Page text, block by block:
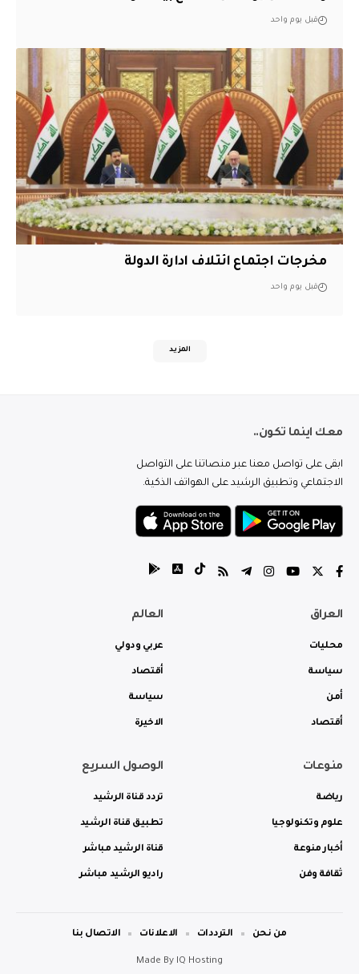
قبل يوم واحد
مخرجات اجتماع ائتلاف ادارة الدولة
قبل يوم واحد
المزيد
معك اينما تكون..
ابقى على تواصل معنا عبر منصاتنا على التواصل
الاجتماعي وتطبيق الرشيد على الهواتف الذكية.
العراق
محليات
سياسة
أمن
أقتصاد
العالم
عربي ودولي
أقتصاد
سياسة
الاخيرة
منوعات
رياضة
علوم وتكنولوجيا
أخبار منوعة
ثقافة وفن
الوصول السريع
تردد قناة الرشيد
تطبيق قناة الرشيد
قناة الرشيد مباشر
راديو الرشيد مباشر
Made By IQ Hosting
من نحن الترددات الاعلانات الاتصال بنا